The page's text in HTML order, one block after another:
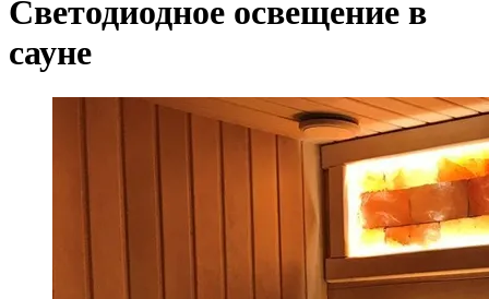
Светодиодное освещение в
сауне